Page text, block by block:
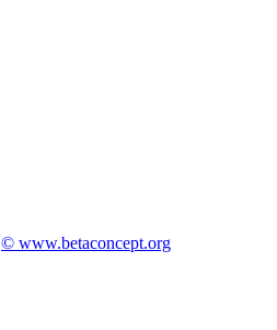
© www.betaconcept.org